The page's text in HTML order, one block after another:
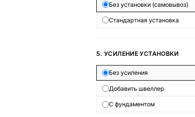
Без установки (самовывоз)
Стандартная установка
5. УСИЛЕНИЕ УСТАНОВКИ
Без усиления
Добавить швеллер
С фундаментом